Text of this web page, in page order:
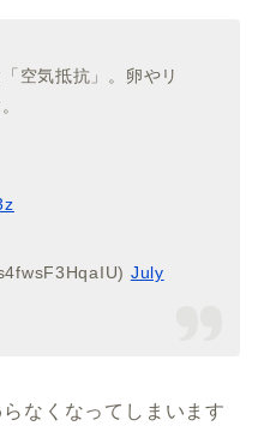
空気抵抗」。卵やリ
July
なくなってしまいます